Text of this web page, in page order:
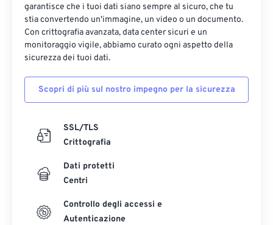
garantisce che i tuoi dati siano sempre al sicuro, che tu
stia convertendo un'immagine, un video o un documento.
Con crittografia avanzata, data center sicuri e un
monitoraggio vigile, abbiamo curato ogni aspetto della
sicurezza dei tuoi dati.
Scopri di più sul nostro impegno per la sicurezza
SSL/TLS
Crittografia
Dati protetti
Centri
Controllo degli accessi e
Autenticazione